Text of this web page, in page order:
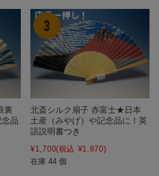
裏
品
北斎シルク扇子 赤富士★日本
土産（みやげ）や記念品に！英
語説明書つき
¥1,700(税込 ¥1,870)
在庫 44 個